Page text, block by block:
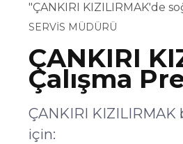
"ÇANKIRI KIZILIRMAK'de
SERVİS MÜDÜRÜ
ÇANKIRI
Çalışma
ÇANKIRI
için: